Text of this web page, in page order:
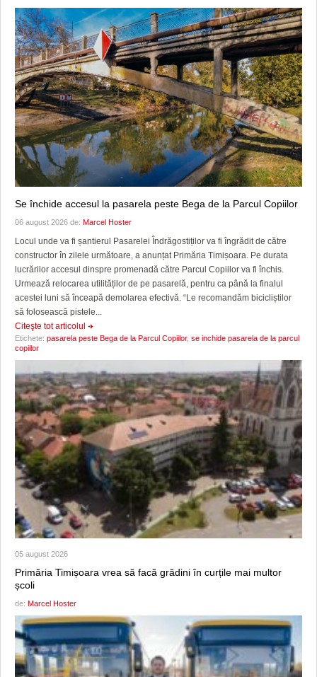
Se închide accesul la pasarela peste Bega de la Parcul Copiilor
06 august 2026 de: Marcel Hoster
Locul unde va fi șantierul Pasarelei Îndrăgostiților va fi îngrădit de către
constructor în zilele următoare, a anunțat Primăria Timișoara. Pe durata
lucrărilor accesul dinspre promenadă către Parcul Copiilor va fi închis.
Urmează relocarea utilităților de pe pasarelă, pentru ca până la finalul
acestei luni să înceapă demolarea efectivă. “Le recomandăm bicicliștilor
să folosească pistele...
Citeşte tot articolul
Etichete: pasarela peste Bega de la Parcul Copiilor, se inchide pasarela de la parcul
copiilor
05 august 2026
Primăria Timișoara vrea să facă grădini în curțile mai multor
școli
de: Marcel Hoster